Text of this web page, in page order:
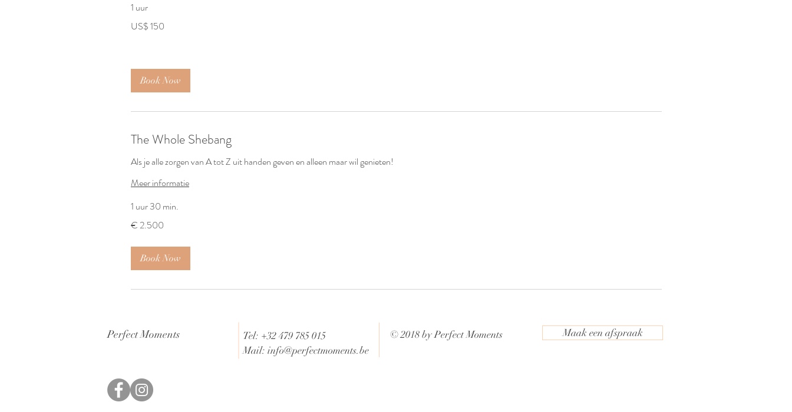
1 uur
Amerikaanse
US$ 150
Book Now
The Whole Shebang
Als je alle zorgen van A tot Z uit handen geven en alleen maar wil genieten!
Meer informatie
1 uur 30 min.
euro
€ 2.500
Book Now
Perfect Moments
Tel: +32 479 785 015
Mail: info@perfectmoments.be
© 2018 by Perfect Moments Maak een afspraak